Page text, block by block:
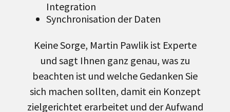
Integration
Synchronisation der Daten
Keine Sorge, Martin Pawlik ist Experte
und sagt Ihnen ganz genau, was zu
beachten ist und welche Gedanken Sie
sich machen sollten, damit ein Konzept
zielgerichtet erarbeitet und der Aufwand